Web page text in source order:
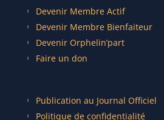
Devenir Membre Actif
Devenir Membre Bienfaiteur
Devenir Orphelin’part
Faire un don
Publication au Journal Officiel
Politique de confidentialité